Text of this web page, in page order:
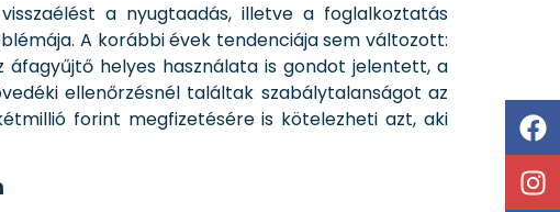
a nyugtaadás, illetve a foglalkoztatás
A korábbi évek tendenciája sem változott:
áfagyűjtő helyes használata is gondot jelentett, a
ellenőrzésnél találtak szabálytalanságot az
forint megfizetésére is kötelezheti azt, aki